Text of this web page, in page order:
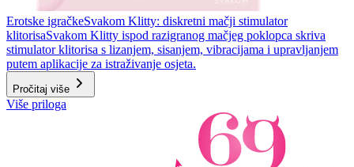
Erotske igračkeSvakom Klitty: diskretni mačji stimulator
klitorisaSvakom Klitty ispod razigranog mačjeg poklopca skriva
stimulator klitorisa s lizanjem, sisanjem, vibracijama i upravljanjem
putem aplikacije za istraživanje osjeta.
Pročitaj više
Više priloga